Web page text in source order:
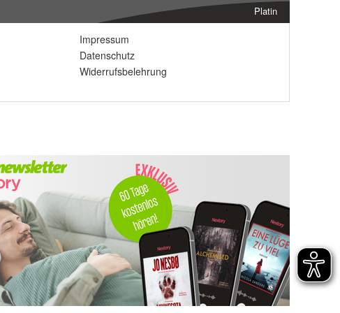
Platin
Impressum
Datenschutz
Widerrufsbelehrung